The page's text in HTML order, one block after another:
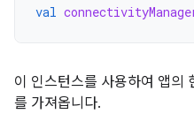
val
이 인스턴스를 사용하여 앱의
를 가져옵니다.